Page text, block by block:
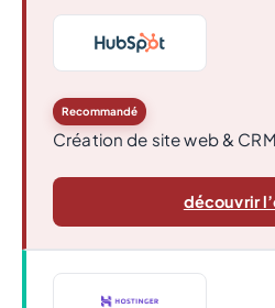
Recommandé
Création de site web & CRM
découvrir